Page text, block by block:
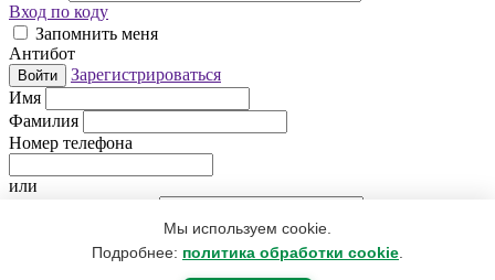
Мы используем cookie.
Подробнее: политика обработки cookie
Вход по коду
Запомнить меня
Антибот
Войти
Зарегистрироваться
Имя
Фамилия
Номер телефона
или